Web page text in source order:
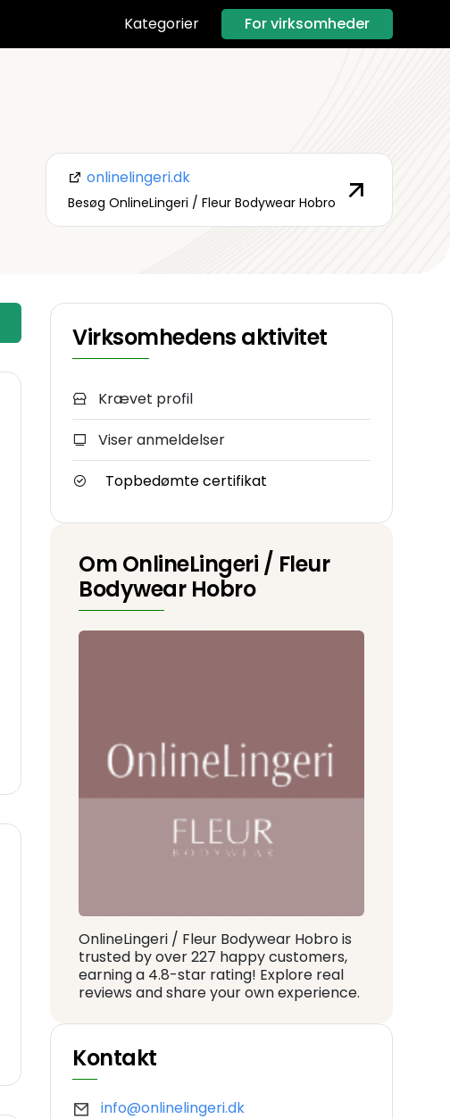
Kategorier For virksomheder
onlinelingeri.dk
Besøg OnlineLingeri / Fleur Bodywear Hobro
Virksomhedens aktivitet
Krævet profil
Viser anmeldelser
Topbedømte certifikat
Om OnlineLingeri / Fleur
Bodywear Hobro
OnlineLingeri / Fleur Bodywear Hobro is
trusted by over 227 happy customers,
earning a 4.8-star rating! Explore real
reviews and share your own experience.
Kontakt
info@onlinelingeri.dk